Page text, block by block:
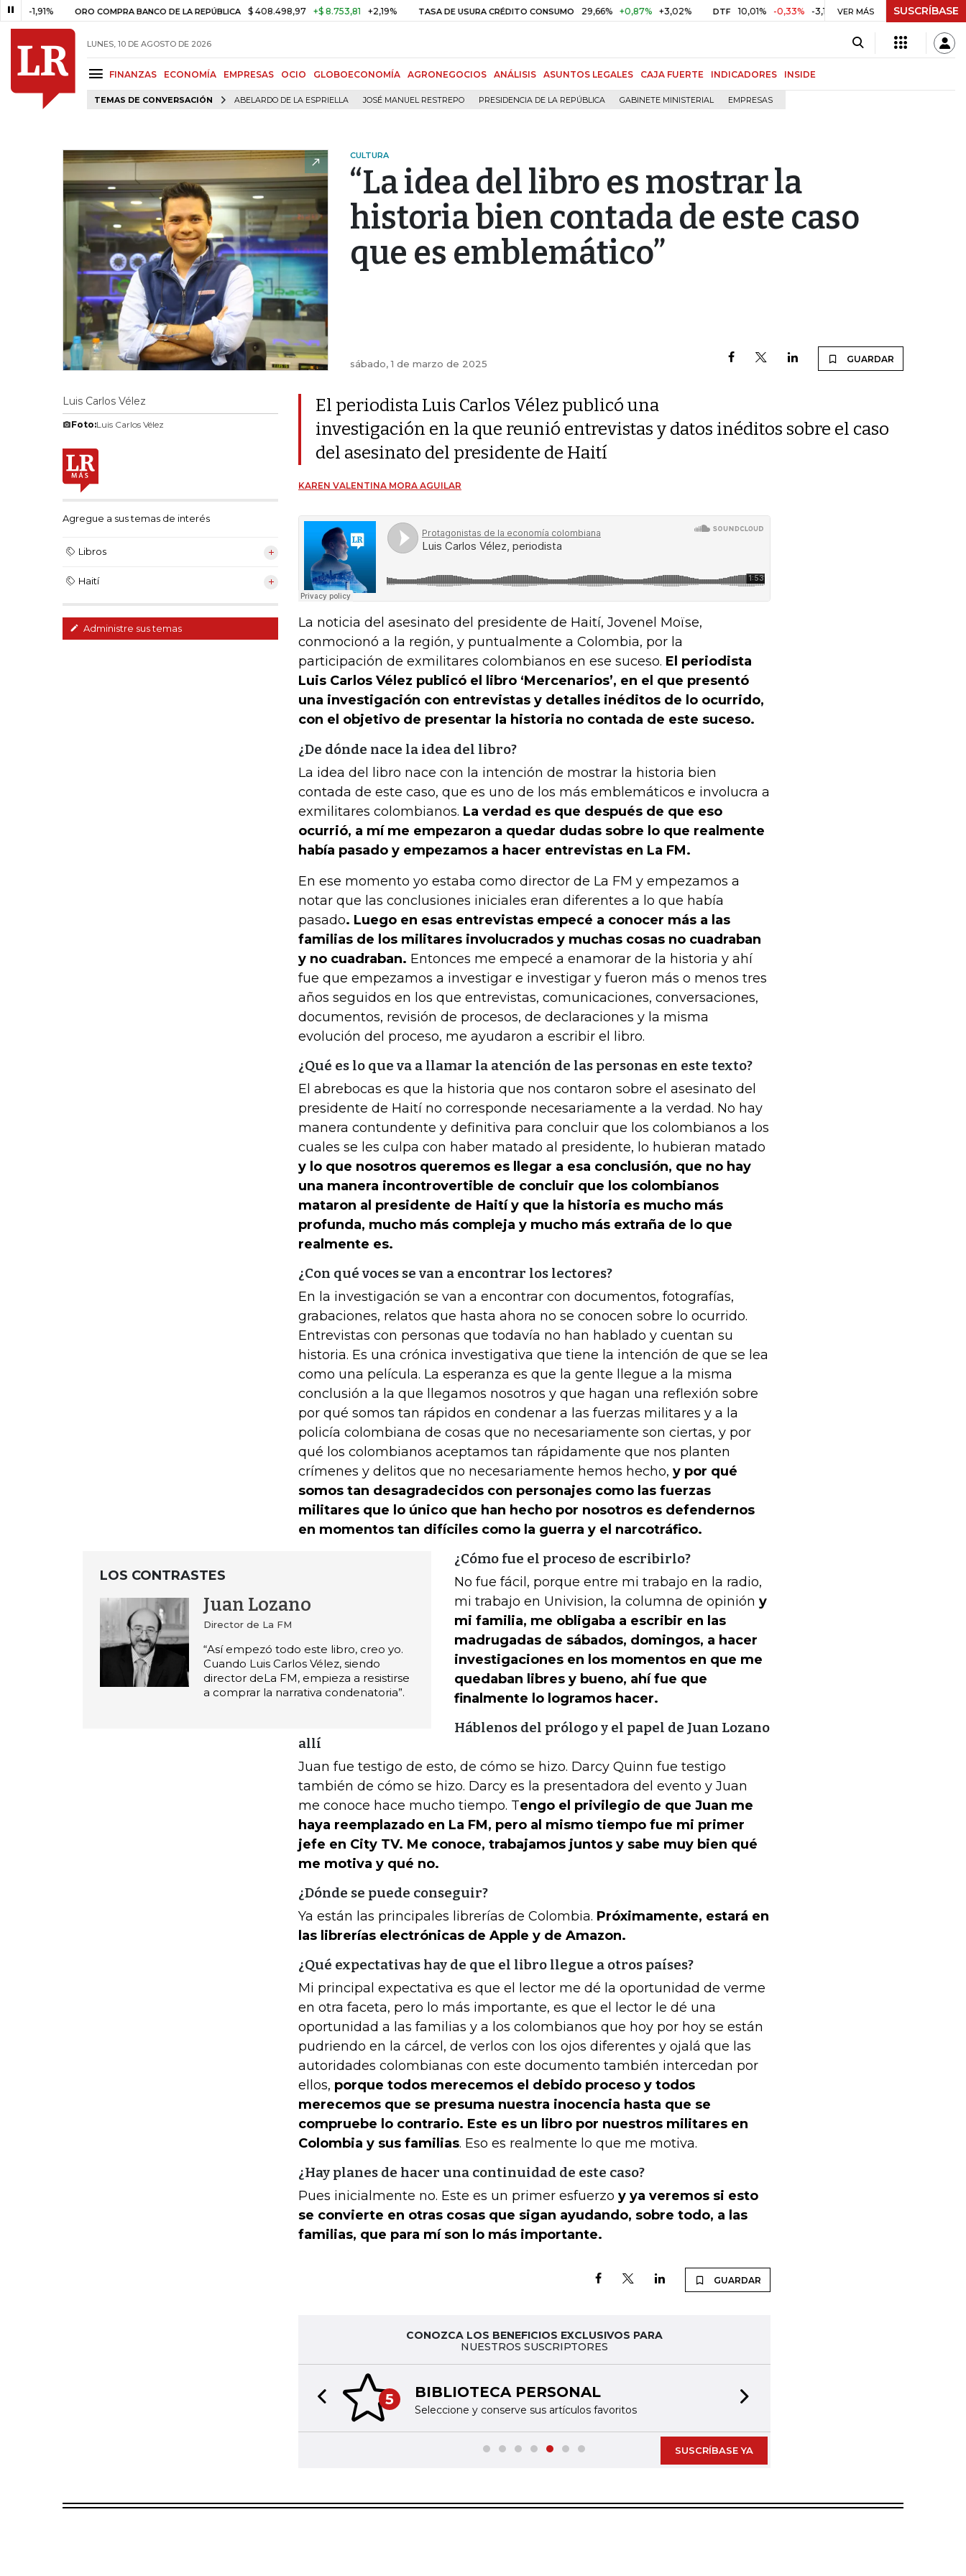
ORO COMPRA BANCO DE LA REPÚBLICA $ 408.498,97 +$ 8.753,81 +2,19% TASA DE USURA CRÉDITO CONSUMO 29,66% +0,87% +3,02% DTF 10,01% -0,33% -3,19% UVR $ 417,07 +$ 0,05 +0,01%
VER MÁS SUSCRÍBASE
LUNES, 10 DE AGOSTO DE 2026
FINANZAS ECONOMÍA EMPRESAS OCIO GLOBOECONOMÍA AGRONEGOCIOS ANÁLISIS ASUNTOS LEGALES CAJA FUERTE INDICADORES INSIDE
TEMAS DE CONVERSACIÓN ABELARDO DE LA ESPRIELLA JOSÉ MANUEL RESTREPO PRESIDENCIA DE LA REPÚBLICA GABINETE MINISTERIAL EMPRESAS
CULTURA
“La idea del libro es mostrar la
historia bien contada de este caso
que es emblemático”
sábado, 1 de marzo de 2025 GUARDAR
Luis Carlos Vélez
Foto:Luis Carlos Vélez
Agregue a sus temas de interés
Libros
Haití
Administre sus temas
El periodista Luis Carlos Vélez publicó una
investigación en la que reunió entrevistas y datos inéditos sobre el caso
del asesinato del presidente de Haití
KAREN VALENTINA MORA AGUILAR
La noticia del asesinato del presidente de Haití, Jovenel Moïse,
conmocionó a la región, y puntualmente a Colombia, por la
participación de exmilitares colombianos en ese suceso. El periodista
Luis Carlos Vélez publicó el libro ‘Mercenarios’, en el que presentó
una investigación con entrevistas y detalles inéditos de lo ocurrido,
con el objetivo de presentar la historia no contada de este suceso.
¿De dónde nace la idea del libro?
La idea del libro nace con la intención de mostrar la historia bien
contada de este caso, que es uno de los más emblemáticos e involucra a
exmilitares colombianos. La verdad es que después de que eso
ocurrió, a mí me empezaron a quedar dudas sobre lo que realmente
había pasado y empezamos a hacer entrevistas en La FM.
En ese momento yo estaba como director de La FM y empezamos a
notar que las conclusiones iniciales eran diferentes a lo que había
pasado. Luego en esas entrevistas empecé a conocer más a las
familias de los militares involucrados y muchas cosas no cuadraban
y no cuadraban. Entonces me empecé a enamorar de la historia y ahí
fue que empezamos a investigar e investigar y fueron más o menos tres
años seguidos en los que entrevistas, comunicaciones, conversaciones,
documentos, revisión de procesos, de declaraciones y la misma
evolución del proceso, me ayudaron a escribir el libro.
¿Qué es lo que va a llamar la atención de las personas en este texto?
El abrebocas es que la historia que nos contaron sobre el asesinato del
presidente de Haití no corresponde necesariamente a la verdad. No hay
manera contundente y definitiva para concluir que los colombianos a los
cuales se les culpa con haber matado al presidente, lo hubieran matado
y lo que nosotros queremos es llegar a esa conclusión, que no hay
una manera incontrovertible de concluir que los colombianos
mataron al presidente de Haití y que la historia es mucho más
profunda, mucho más compleja y mucho más extraña de lo que
realmente es.
¿Con qué voces se van a encontrar los lectores?
En la investigación se van a encontrar con documentos, fotografías,
grabaciones, relatos que hasta ahora no se conocen sobre lo ocurrido.
Entrevistas con personas que todavía no han hablado y cuentan su
historia. Es una crónica investigativa que tiene la intención de que se lea
como una película. La esperanza es que la gente llegue a la misma
conclusión a la que llegamos nosotros y que hagan una reflexión sobre
por qué somos tan rápidos en condenar a las fuerzas militares y a la
policía colombiana de cosas que no necesariamente son ciertas, y por
qué los colombianos aceptamos tan rápidamente que nos planten
crímenes y delitos que no necesariamente hemos hecho, y por qué
somos tan desagradecidos con personajes como las fuerzas
militares que lo único que han hecho por nosotros es defendernos
en momentos tan difíciles como la guerra y el narcotráfico.
LOS CONTRASTES
Juan Lozano
Director de La FM
“Así empezó todo este libro, creo yo.
Cuando Luis Carlos Vélez, siendo
director deLa FM, empieza a resistirse
a comprar la narrativa condenatoria”.
¿Cómo fue el proceso de escribirlo?
No fue fácil, porque entre mi trabajo en la radio,
mi trabajo en Univision, la columna de opinión y
mi familia, me obligaba a escribir en las
madrugadas de sábados, domingos, a hacer
investigaciones en los momentos en que me
quedaban libres y bueno, ahí fue que
finalmente lo logramos hacer.
Háblenos del prólogo y el papel de Juan Lozano
allí
Juan fue testigo de esto, de cómo se hizo. Darcy Quinn fue testigo
también de cómo se hizo. Darcy es la presentadora del evento y Juan
me conoce hace mucho tiempo. Tengo el privilegio de que Juan me
haya reemplazado en La FM, pero al mismo tiempo fue mi primer
jefe en City TV. Me conoce, trabajamos juntos y sabe muy bien qué
me motiva y qué no.
¿Dónde se puede conseguir?
Ya están las principales librerías de Colombia. Próximamente, estará en
las librerías electrónicas de Apple y de Amazon.
¿Qué expectativas hay de que el libro llegue a otros países?
Mi principal expectativa es que el lector me dé la oportunidad de verme
en otra faceta, pero lo más importante, es que el lector le dé una
oportunidad a las familias y a los colombianos que hoy por hoy se están
pudriendo en la cárcel, de verlos con los ojos diferentes y ojalá que las
autoridades colombianas con este documento también intercedan por
ellos, porque todos merecemos el debido proceso y todos
merecemos que se presuma nuestra inocencia hasta que se
compruebe lo contrario. Este es un libro por nuestros militares en
Colombia y sus familias. Eso es realmente lo que me motiva.
¿Hay planes de hacer una continuidad de este caso?
Pues inicialmente no. Este es un primer esfuerzo y ya veremos si esto
se convierte en otras cosas que sigan ayudando, sobre todo, a las
familias, que para mí son lo más importante.
GUARDAR
CONOZCA LOS BENEFICIOS EXCLUSIVOS PARA
NUESTROS SUSCRIPTORES
5 BIBLIOTECA PERSONAL
Seleccione y conserve sus artículos favoritos
Previous slide
SUSCRÍBASE YA